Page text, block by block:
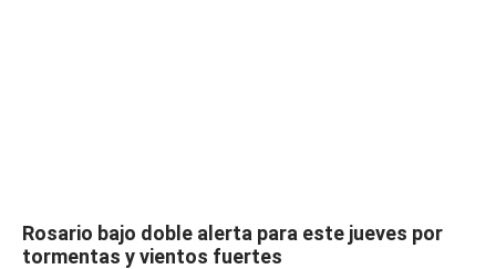
Rosario bajo doble alerta para este jueves por
tormentas y vientos fuertes